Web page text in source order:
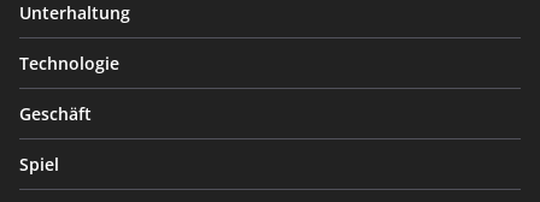
Unterhaltung
Technologie
Geschäft
Spiel